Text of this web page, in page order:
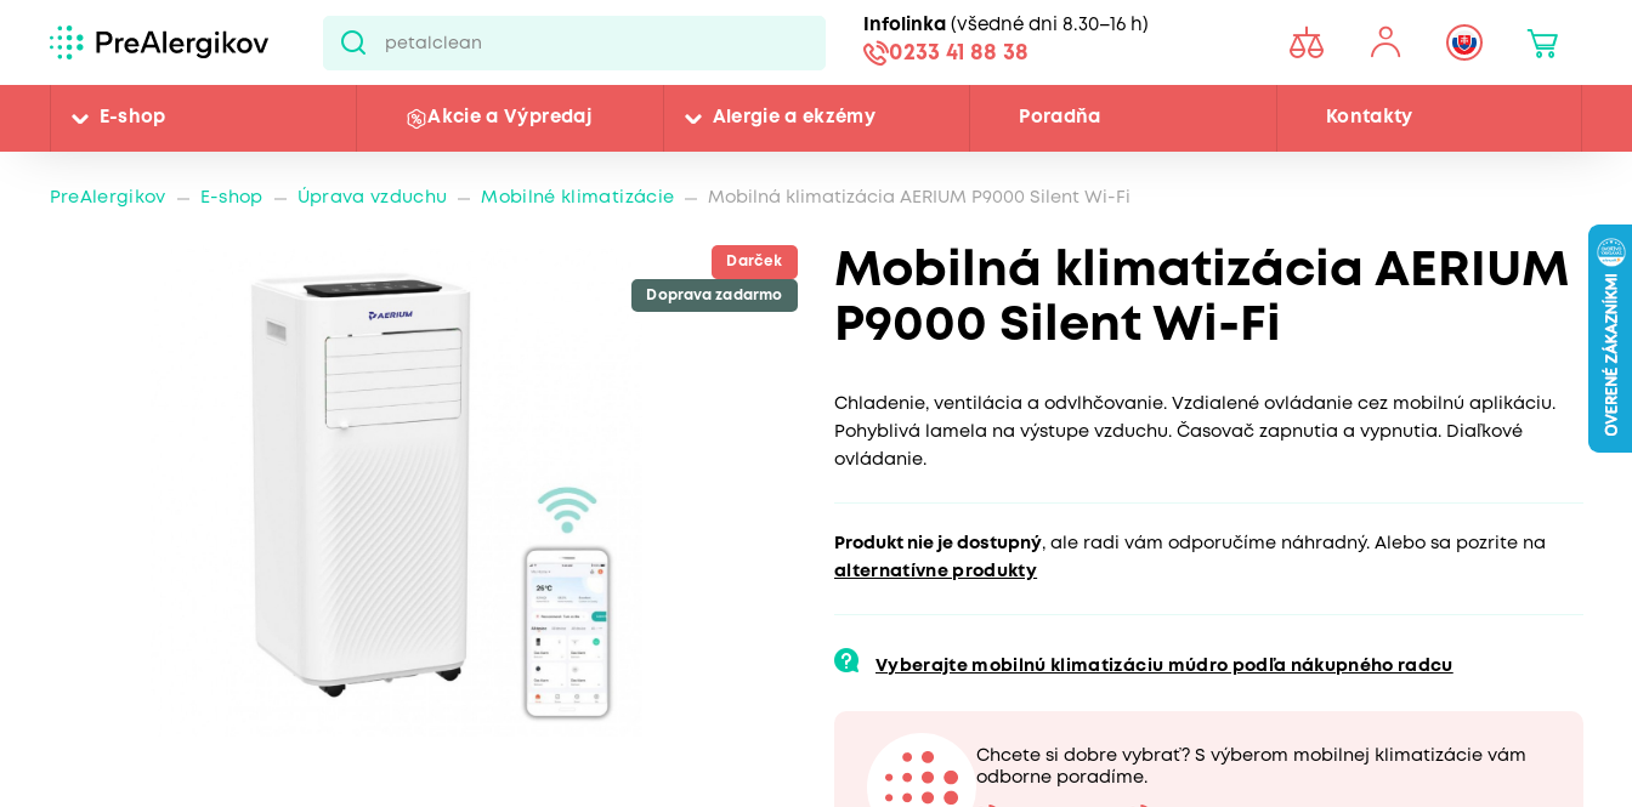
Infolinka (všedné dni 8.30–16 h)
0233 41 88 38
E-shop Akcie a Výpredaj Alergie a ekzémy Poradňa Kontakty
PreAlergikov E-shop Úprava vzduchu Mobilné klimatizácie Mobilná klimatizácia AERIUM P9000 Silent Wi-Fi
Mobilná klimatizácia AERIUM
P9000 Silent Wi-Fi
Darček
Doprava zadarmo
Chladenie, ventilácia a odvlhčovanie. Vzdialené ovládanie cez mobilnú aplikáciu.
Pohyblivá lamela na výstupe vzduchu. Časovač zapnutia a vypnutia. Diaľkové
ovládanie.
Produkt nie je dostupný, ale radi vám odporučíme náhradný. Alebo sa pozrite na
alternatívne produkty
Vyberajte mobilnú klimatizáciu múdro podľa nákupného radcu
Chcete si dobre vybrať? S výberom mobilnej klimatizácie vám
odborne poradíme.